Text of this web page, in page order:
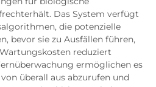
Das System verfügt
die potenzielle
bevor sie zu Ausfällen führen,
reduziert
ermöglichen es
überall aus abzurufen und